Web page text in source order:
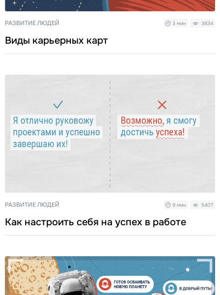
РАЗВИТИЕ ЛЮДЕЙ 3 мин 3834
Виды карьерных карт
РАЗВИТИЕ ЛЮДЕЙ 9 мин 5407
Как настроить себя на успех в работе